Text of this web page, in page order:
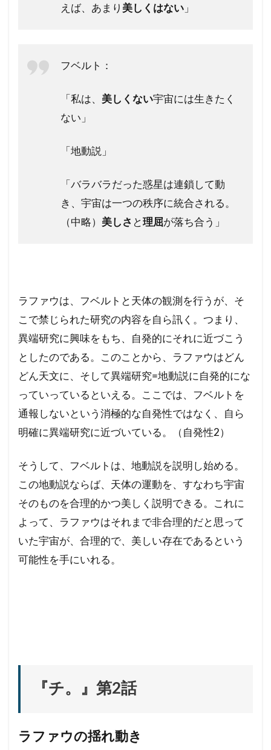
えば、あまり 美しくはない 」
フベルト：
「私は、 美しくない宇宙には生きたく
ない」
「地動説」
「バラバラだった惑星は連鎖して動
き、宇宙は一つの秩序に統合される。
（中略） 美しさ と理屈が落ち合う」
ラファウは、フベルトと天体の観測を行うが、そ
こで禁じられた研究の内容を自ら訊く。つまり、
異端研究に興味をもち、自発的にそれに近づこう
としたのである。このことから、ラファウはどん
どん天文に、そして異端研究=地動説に自発的にな
っていっているといえる。ここでは、フベルトを
通報しないという消極的な自発性ではなく、自ら
明確に異端研究に近づいている。（自発性2）
そうして、フベルトは、地動説を説明し始める。
この地動説ならば、天体の運動を、すなわち宇宙
そのものを合理的かつ美しく説明できる。これに
よって、ラファウはそれまで非合理的だと思って
いた宇宙が、合理的で、美しい存在であるという
可能性を手にいれる。
『チ。』第2話
ラファウの揺れ動き